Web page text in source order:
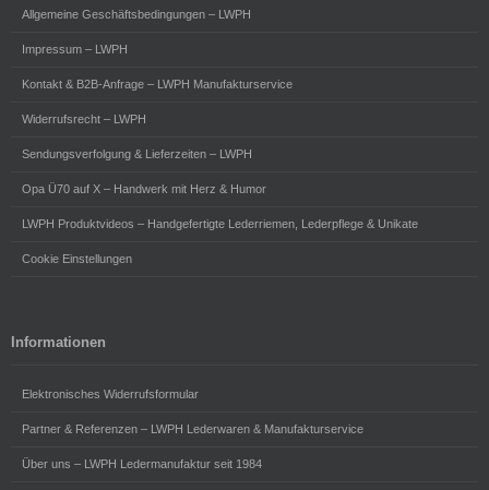
Allgemeine Geschäftsbedingungen – LWPH
Impressum – LWPH
Kontakt & B2B-Anfrage – LWPH Manufakturservice
Widerrufsrecht – LWPH
Sendungsverfolgung & Lieferzeiten – LWPH
Opa Ü70 auf X – Handwerk mit Herz & Humor
LWPH Produktvideos – Handgefertigte Lederriemen, Lederpflege & Unikate
Cookie Einstellungen
Informationen
Elektronisches Widerrufsformular
Partner & Referenzen – LWPH Lederwaren & Manufakturservice
Über uns – LWPH Ledermanufaktur seit 1984